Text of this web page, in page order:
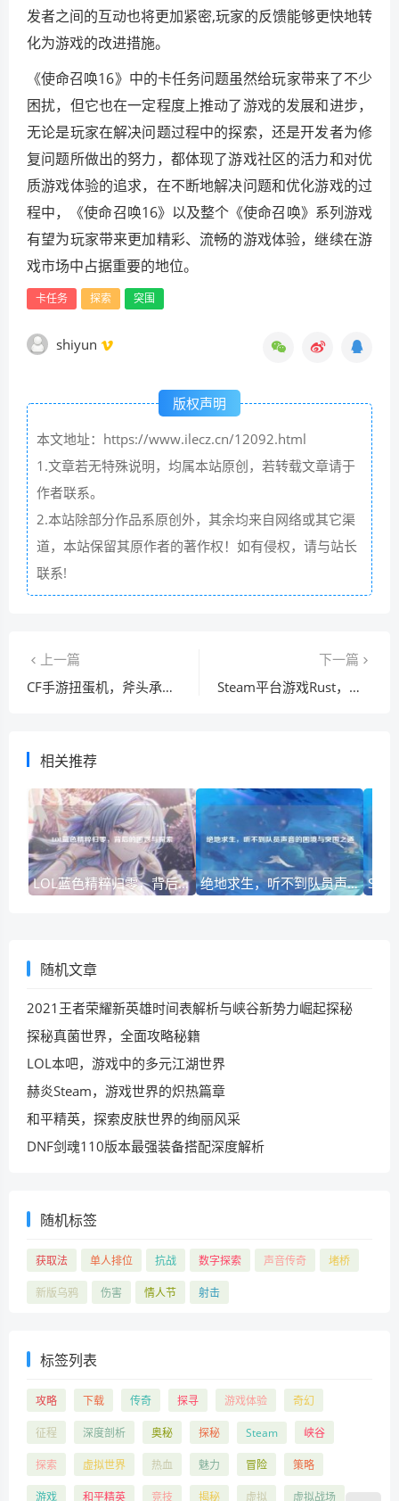
发者之间的互动也将更加紧密,玩家的反馈能够更快地转
化为游戏的改进措施。
《使命召唤16》中的卡任务问题虽然给玩家带来了不少
困扰，但它也在一定程度上推动了游戏的发展和进步，
无论是玩家在解决问题过程中的探索，还是开发者为修
复问题所做出的努力，都体现了游戏社区的活力和对优
质游戏体验的追求，在不断地解决问题和优化游戏的过
程中，《使命召唤16》以及整个《使命召唤》系列游戏
有望为玩家带来更加精彩、流畅的游戏体验，继续在游
戏市场中占据重要的地位。
卡任务 探索 突围
shiyun
版权声明
本文地址：https://www.ilecz.cn/12092.html
1.文章若无特殊说明，均属本站原创，若转载文章请于
作者联系。
2.本站除部分作品系原创外，其余均来自网络或其它渠
道，本站保留其原作者的著作权！如有侵权，请与站长
联系!
上一篇
CF手游扭蛋机，斧头承载的热血情怀
下一篇
Steam平台游戏Rust，按键操作从基础到进阶解析
相关推荐
LOL蓝色精粹归零，背后的困惑与探索 绝地求生，听不到队员声音的困境与突围之道
随机文章
2021王者荣耀新英雄时间表解析与峡谷新势力崛起探秘
探秘真菌世界，全面攻略秘籍
LOL本吧，游戏中的多元江湖世界
赫炎Steam，游戏世界的炽热篇章
和平精英，探索皮肤世界的绚丽风采
DNF剑魂110版本最强装备搭配深度解析
随机标签
获取法 单人排位 抗战 数字探索 声音传奇 堵桥
新版乌鸦 伤害 情人节 射击
标签列表
攻略 下载 传奇 探寻 游戏体验 奇幻
征程 深度剖析 奥秘 探秘 Steam 峡谷
探索 虚拟世界 热血 魅力 冒险 策略
游戏 和平精英 竞技 揭秘 虚拟 虚拟战场